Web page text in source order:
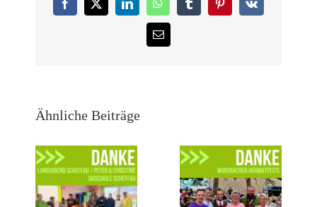
Facebook
X LinkedInWhatsAppTumblrPinterest
Vk
E-
Ähnliche Beiträge